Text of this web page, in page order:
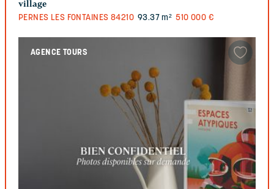
village
PERNES LES FONTAINES 84210 93.37 m² 510 000 €
AGENCE TOURS